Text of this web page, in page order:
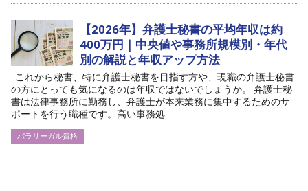
【2026年】弁護士秘書の平均年収は約
400万円｜中央値や事務所規模別・年代
別の解説と年収アップ方法
これから秘書、特に弁護士秘書を目指す方や、現職の弁護士秘書
の方にとっても気になるのは年収ではないでしょうか。 弁護士秘
書は法律事務所に勤務し、弁護士が本来業務に集中するためのサ
ポートを行う職種です。高い事務処 ...
パラリーガル資格